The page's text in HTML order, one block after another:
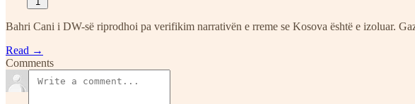
Bahri Cani i DW-së riprodhoi pa verifikim narrativën e rreme se Kosova është e izoluar.
Read →
Comments